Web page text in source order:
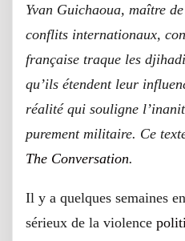
Yvan Guichaoua, maître
conflits internationaux,
française traque les
qu’ils étendent leur
réalité qui souligne
purement militaire. Ce
The Conversation.
Il y a quelques semaines
sérieux de la violence